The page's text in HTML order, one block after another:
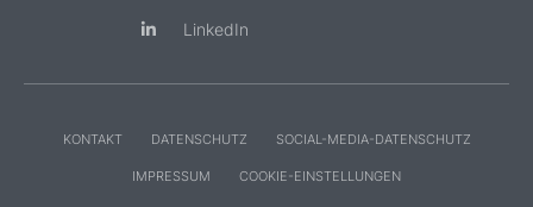
LinkedIn
KONTAKT DATENSCHUTZ SOCIAL-MEDIA-DATENSCHUTZ
IMPRESSUM COOKIE-EINSTELLUNGEN